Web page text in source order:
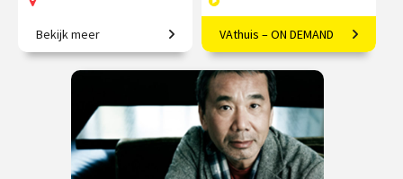
Verrijk jouw leven met
functionele filosofie.
€ 65.00 / €
vanaf 24
Op locatie
Bekijk meer
Seksualiteit vanuit een
filosofisch kader bezien.
€ 17.50
4
afleveringen
Speeltijd 1 uur
VAthuis – ON DEMAND